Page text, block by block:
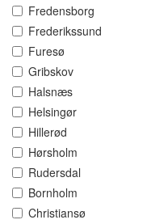
Fredensborg
Frederikssund
Furesø
Gribskov
Halsnæs
Helsingør
Hillerød
Hørsholm
Rudersdal
Bornholm
Christiansø